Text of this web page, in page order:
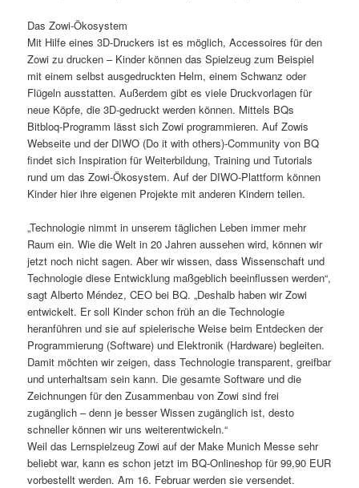
Das Zowi-Ökosystem
Mit Hilfe eines 3D-Druckers ist es möglich, Accessoires für den
Zowi zu drucken – Kinder können das Spielzeug zum Beispiel
mit einem selbst ausgedruckten Helm, einem Schwanz oder
Flügeln ausstatten. Außerdem gibt es viele Druckvorlagen für
neue Köpfe, die 3D-gedruckt werden können. Mittels BQs
Bitbloq-Programm lässt sich Zowi programmieren. Auf Zowis
Webseite und der DIWO (Do it with others)-Community von BQ
findet sich Inspiration für Weiterbildung, Training und Tutorials
rund um das Zowi-Ökosystem. Auf der DIWO-Plattform können
Kinder hier ihre eigenen Projekte mit anderen Kindern teilen.
„Technologie nimmt in unserem täglichen Leben immer mehr
Raum ein. Wie die Welt in 20 Jahren aussehen wird, können wir
jetzt noch nicht sagen. Aber wir wissen, dass Wissenschaft und
Technologie diese Entwicklung maßgeblich beeinflussen werden“,
sagt Alberto Méndez, CEO bei BQ. „Deshalb haben wir Zowi
entwickelt. Er soll Kinder schon früh an die Technologie
heranführen und sie auf spielerische Weise beim Entdecken der
Programmierung (Software) und Elektronik (Hardware) begleiten.
Damit möchten wir zeigen, dass Technologie transparent, greifbar
und unterhaltsam sein kann. Die gesamte Software und die
Zeichnungen für den Zusammenbau von Zowi sind frei
zugänglich – denn je besser Wissen zugänglich ist, desto
schneller können wir uns weiterentwickeln.“
Weil das Lernspielzeug Zowi auf der Make Munich Messe sehr
beliebt war, kann es schon jetzt im BQ-Onlineshop für 99,90 EUR
vorbestellt werden. Am 16. Februar werden sie versendet.